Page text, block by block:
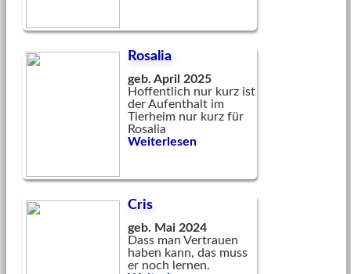
Rosalia
geb. April 2025
Hoffentlich nur kurz ist
der Aufenthalt im
Tierheim nur kurz für
Rosalia
Weiterlesen
Cris
geb. Mai 2024
Dass man Vertrauen
haben kann, das muss
er noch lernen.